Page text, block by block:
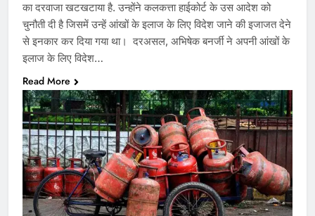
का दरवाजा खटखटाया है. उन्होंने कलकत्ता हाईकोर्ट के उस आदेश को
चुनौती दी है जिसमें उन्हें आंखों के इलाज के लिए विदेश जाने की इजाजत देने
से इनकार कर दिया गया था। दरअसल, अभिषेक बनर्जी ने अपनी आंखों के
इलाज के लिए विदेश…
Read More